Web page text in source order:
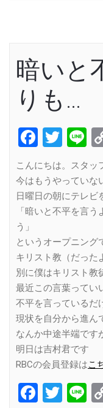
暗いと
りも…
こんにちは。スタッ
今はもうやっていな
日曜日の朝にテレビ
「暗いと不平を言
う」
というオープニング
キリスト教（だった
別に僕はキリスト教
最近この言葉ってい
不平を言っているだ
現状を自分から進ん
なんか中途半端です
明日は吉村君です
RBCの会員登録はこ